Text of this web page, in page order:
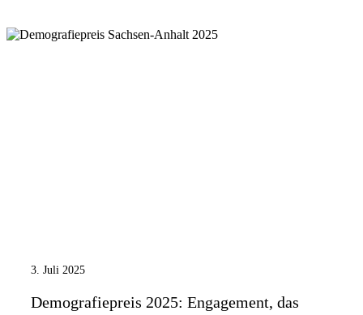
3. Juli 2025
Demografiepreis 2025: Engagement, das